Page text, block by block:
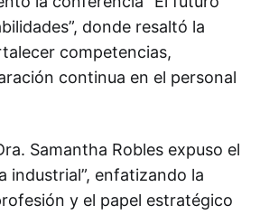
donde resaltó la
competencias,
continua en el personal
Samantha Robles expuso el
industrial”, enfatizando la
y el papel estratégico